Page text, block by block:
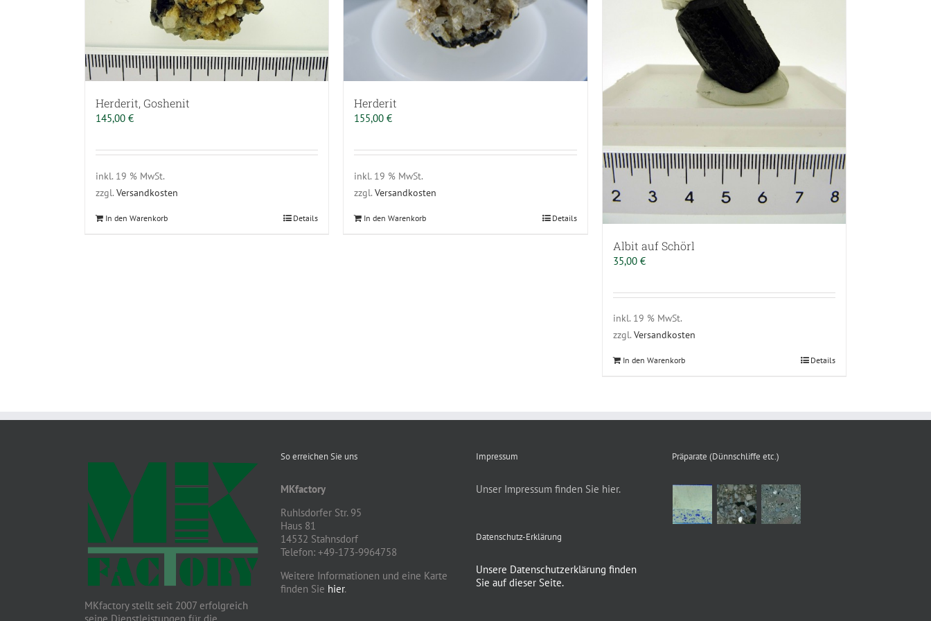
Herderit, Goshenit
145,00 €
inkl. 19 % MwSt.
zzgl. Versandkosten
In den Warenkorb Details
Herderit
155,00€
inkl. 19 % MwSt.
zzgl.Versandkosten
In den Warenkorb Details
Albit auf Schörl
35,00 €
inkl. 19 % MwSt.
zzgl. Versandkosten
In den Warenkorb Details
MKfactory stellt seit 2007 erfolgreich
So erreichen Sie uns
MKfactory
Ruhlsdorfer Str. 95
Haus 81
14532 Stahnsdorf
Telefon: +49-173-9964758
Weitere Informationen und eine Karte
finden Sie hier.
Impressum
Unser Impressum finden Sie hier.
Datenschutz-Erklärung
Unsere Datenschutzerklärung finden
Sie auf dieser Seite.
Präparate (Dünnschliffe etc.)